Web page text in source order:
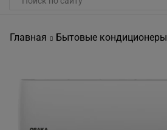
Главная Бытовые кондиционеры